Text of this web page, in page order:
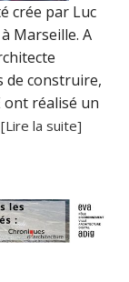
crée par Luc
Marseille. A
de construire,
ont réalisé un
[Lire la suite]